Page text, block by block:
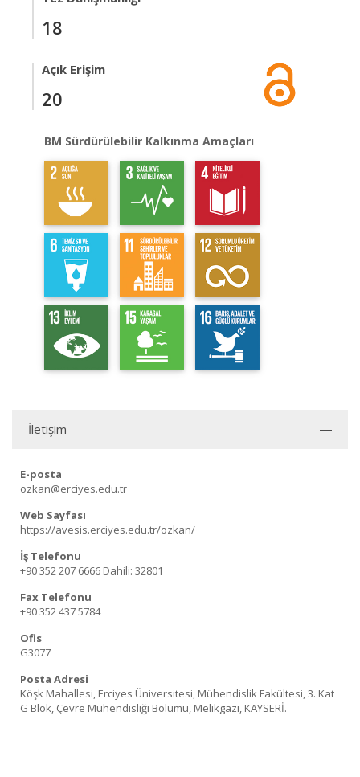
18
Açık Erişim
20
BM Sürdürülebilir Kalkınma Amaçları
İletişim
E-posta
ozkan@erciyes.edu.tr
Web Sayfası
https://avesis.erciyes.edu.tr/ozkan/
İş Telefonu
+90 352 207 6666 Dahili: 32801
Fax Telefonu
+90 352 437 5784
Ofis
G3077
Posta Adresi
Köşk Mahallesi, Erciyes Üniversitesi, Mühendislik Fakültesi, 3. Kat
G Blok, Çevre Mühendisliği Bölümü, Melikgazi, KAYSERİ.